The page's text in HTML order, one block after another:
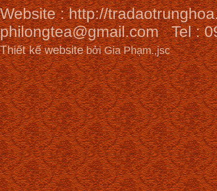
Website :http://
philongtea@gmail.comTel :
Thiết kế websitebởi Gia Phạm.,jsc